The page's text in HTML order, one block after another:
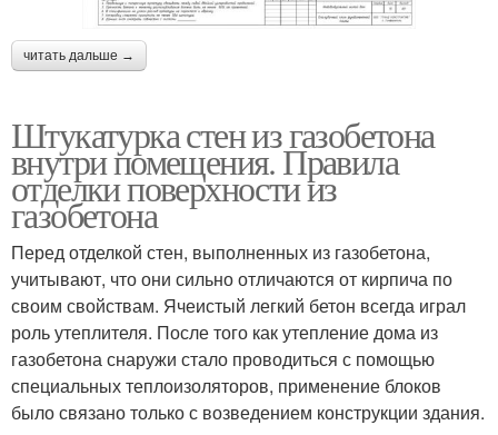
читать дальше →
Штукатурка стен из газобетона
внутри помещения. Правила
отделки поверхности из
газобетона
Перед отделкой стен, выполненных из газобетона,
учитывают, что они сильно отличаются от кирпича по
своим свойствам. Ячеистый легкий бетон всегда играл
роль утеплителя. После того как утепление дома из
газобетона снаружи стало проводиться с помощью
специальных теплоизоляторов, применение блоков
было связано только с возведением конструкции здания.